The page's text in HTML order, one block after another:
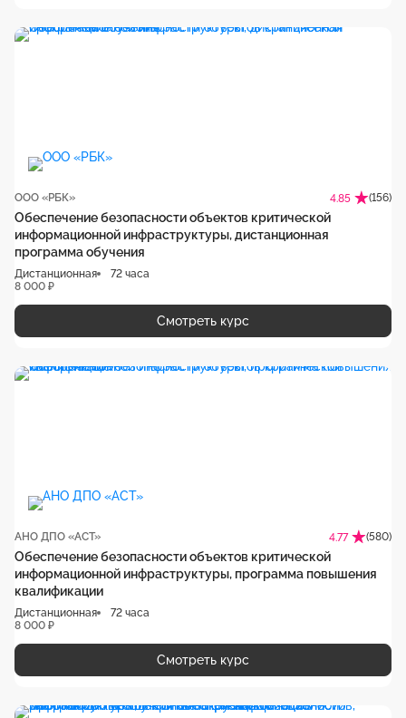
ООО «РБК» 4.85 (156)
Обеспечение безопасности объектов критической
информационной инфраструктуры, дистанционная
программа обучения
Дистанционная
72 часа
8 000 ₽
Смотреть курс
АНО ДПО «АСТ» 4.77 (580)
Обеспечение безопасности объектов критической
информационной инфраструктуры, программа повышения
квалификации
Дистанционная
72 часа
8 000 ₽
Смотреть курс